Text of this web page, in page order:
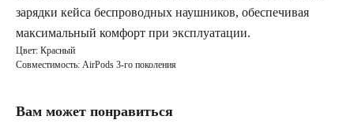
зарядки кейса беспроводных наушников, обеспечивая
максимальный комфорт при эксплуатации.
Цвет: Красный
Совместимость: AirPods 3-го поколения
Вам может понравиться